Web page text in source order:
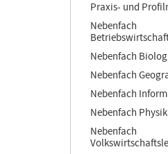
Praxis- und
Nebenfach
Nebenfach
Nebenfach
Nebenfach
Nebenfach Physik
Nebenfach